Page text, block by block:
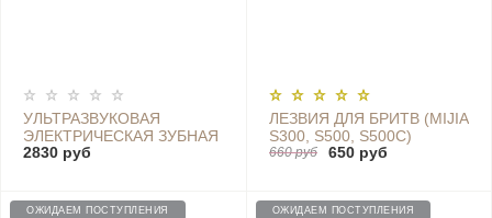
УЛЬТРАЗВУКОВАЯ
ЭЛЕКТРИЧЕСКАЯ ЗУБНАЯ
ЩЕТКА DR.BEI SONIC
S03 BLACK
2830 руб
ЛЕЗВИЯ ДЛЯ БРИТВ (MIJIA
S300, S500, S500C)
MJTXDDT01SKS
660 руб 650 руб
ОЖИДАЕМ ПОСТУПЛЕНИЯ ОЖИДАЕМ ПОСТУПЛЕНИЯ